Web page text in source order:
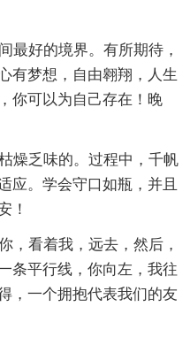
最好的境界。有所期待，
有梦想，自由翱翔，人生
你可以为自己存在！晚
燥乏味的。过程中，千帆
应。学会守口如瓶，并且
！
，看着我，远去，然后，
条平行线，你向左，我往
，一个拥抱代表我们的友